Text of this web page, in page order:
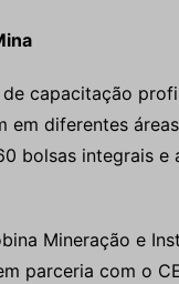
capacitação
em diferentes
bolsas integrais e
Mineração e
parceria com o